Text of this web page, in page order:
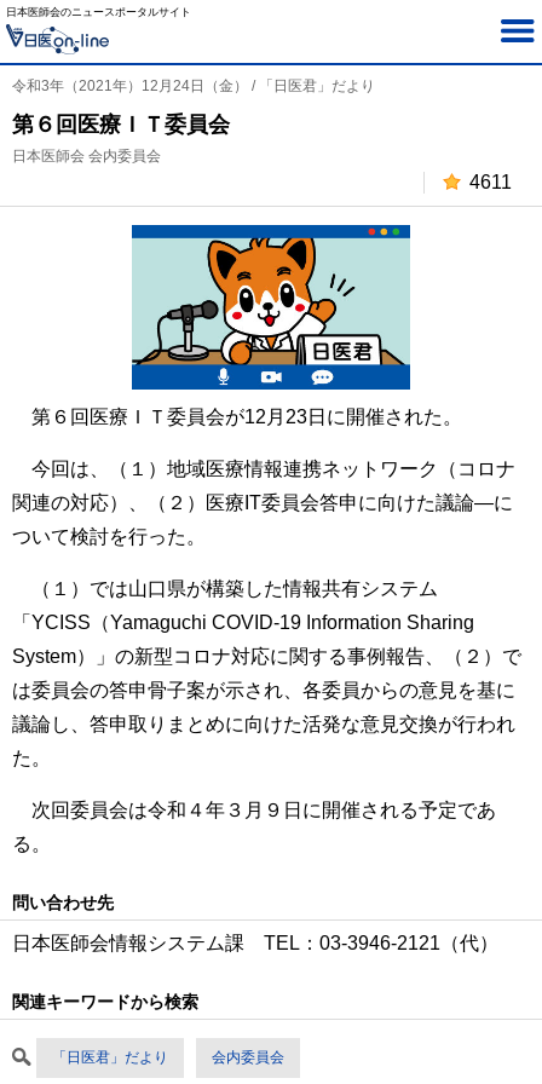
日本医師会のニュースポータルサイト
令和3年（2021年）12月24日（金） / 「日医君」だより
第６回医療ＩＴ委員会
日本医師会 会内委員会
4611
第６回医療ＩＴ委員会が12月23日に開催された。
今回は、（１）地域医療情報連携ネットワーク（コロナ
関連の対応）、（２）医療IT委員会答申に向けた議論―に
ついて検討を行った。
（１）では山口県が構築した情報共有システム
「YCISS（Yamaguchi COVID-19 Information Sharing
System）」の新型コロナ対応に関する事例報告、（２）で
は委員会の答申骨子案が示され、各委員からの意見を基に
議論し、答申取りまとめに向けた活発な意見交換が行われ
た。
次回委員会は令和４年３月９日に開催される予定であ
る。
問い合わせ先
日本医師会情報システム課 TEL：03‐3946‐2121（代）
関連キーワードから検索
「日医君」だより 会内委員会